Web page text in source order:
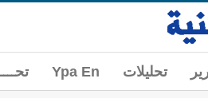
تحليلات Ypa En